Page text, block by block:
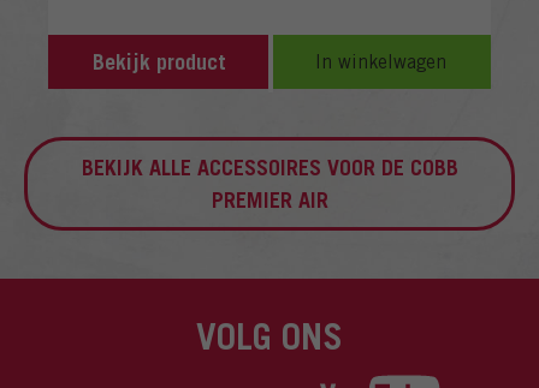
Bekijk product In winkelwagen
BEKIJK ALLE ACCESSOIRES VOOR DE COBB
PREMIER AIR
VOLG ONS